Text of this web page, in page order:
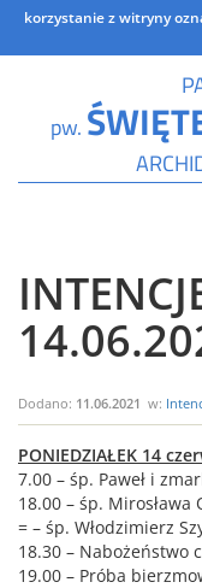
korzystanie z witryny
pw.
Dodano: 11.06.2021 w:
PONIEDZIAŁEK​​​​ 14
7.00 – śp. Paweł i
18.00 – śp.
= – śp. Włodzimierz
18.30 – Nabożeństwo
19.00 – Próba